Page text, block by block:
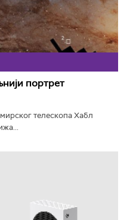
портрет
телескопа Хабл